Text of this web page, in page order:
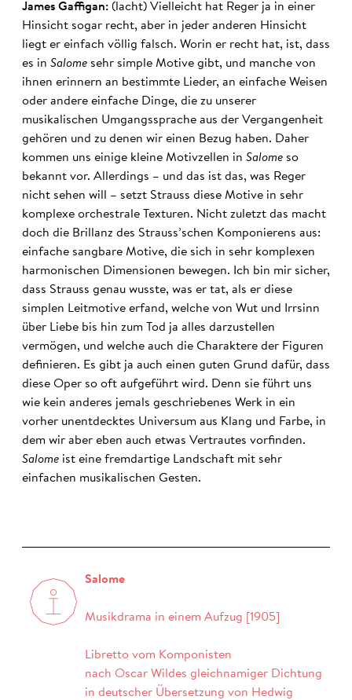
James Gaffigan: (lacht) Vielleicht hat Reger ja in einer
Hinsicht sogar recht, aber in jeder anderen Hinsicht
liegt er einfach völlig falsch. Worin er recht hat, ist, dass
es in Salome sehr simple Motive gibt, und manche von
ihnen erinnern an bestimmte Lieder, an einfache Weisen
oder andere einfache Dinge, die zu unserer
musikalischen Umgangssprache aus der Vergangenheit
gehören und zu denen wir einen Bezug haben. Daher
kommen uns einige kleine Motivzellen in Salome so
bekannt vor. Allerdings – und das ist das, was Reger
nicht sehen will – setzt Strauss diese Motive in sehr
komplexe orchestrale Texturen. Nicht zuletzt das macht
doch die Brillanz des Strauss’schen Komponierens aus:
einfache sangbare Motive, die sich in sehr komplexen
harmonischen Dimensionen bewegen. Ich bin mir sicher,
dass Strauss genau wusste, was er tat, als er diese
simplen Leitmotive erfand, welche von Wut und Irrsinn
über Liebe bis hin zum Tod ja alles darzustellen
vermögen, und welche auch die Charaktere der Figuren
definieren. Es gibt ja auch einen guten Grund dafür, dass
diese Oper so oft aufgeführt wird. Denn sie führt uns
wie kein anderes jemals geschriebenes Werk in ein
vorher unentdecktes Universum aus Klang und Farbe, in
dem wir aber eben auch etwas Vertrautes vorfinden.
Salome ist eine fremdartige Landschaft mit sehr
einfachen musikalischen Gesten.
Salome
Musikdrama in einem Aufzug [1905]
Libretto vom Komponisten
nach Oscar Wildes gleichnamiger Dichtung
in deutscher Übersetzung von Hedwig